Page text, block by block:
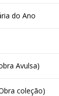
do Ano
Avulsa)
coleção)